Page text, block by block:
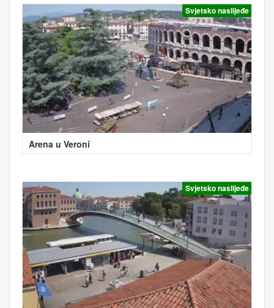
Svjetsko naslijeđe
Arena u Veroni
Svjetsko naslijeđe